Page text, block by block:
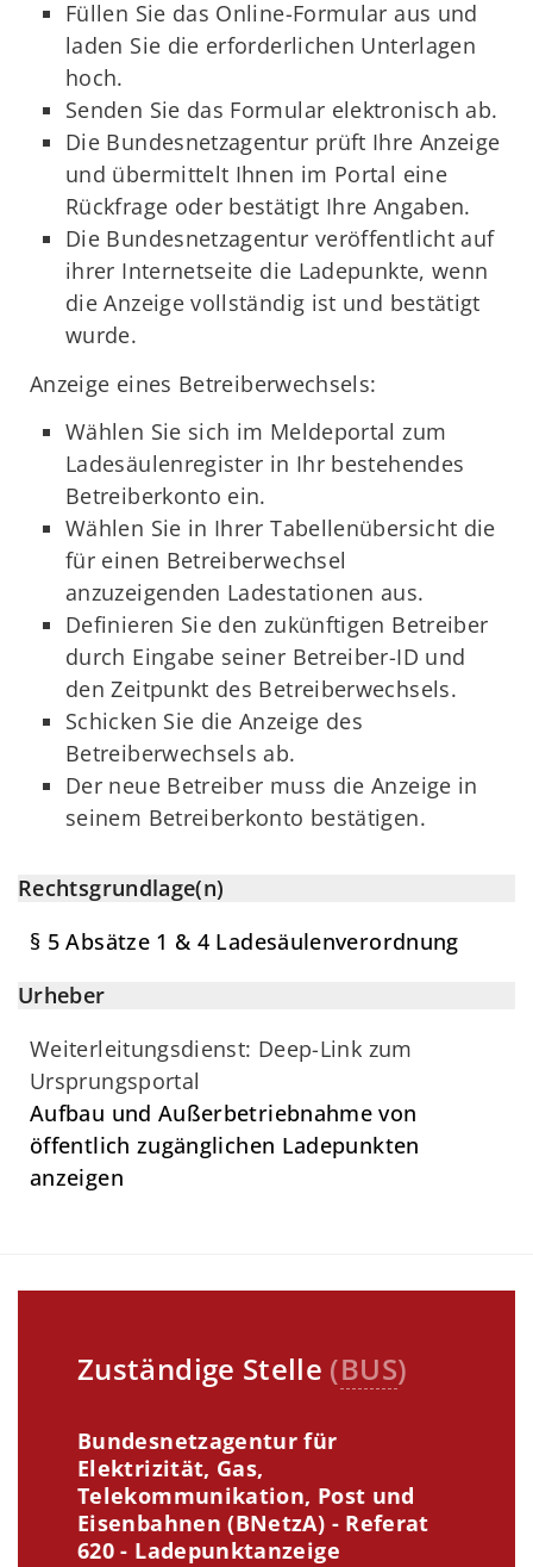
Füllen Sie das Online-Formular aus und
laden Sie die erforderlichen Unterlagen
hoch.
Senden Sie das Formular elektronisch ab.
Die Bundesnetzagentur prüft Ihre Anzeige
und übermittelt Ihnen im Portal eine
Rückfrage oder bestätigt Ihre Angaben.
Die Bundesnetzagentur veröffentlicht auf
ihrer Internetseite die Ladepunkte, wenn
die Anzeige vollständig ist und bestätigt
wurde.
Anzeige eines Betreiberwechsels:
Wählen Sie sich im Meldeportal zum
Ladesäulenregister in Ihr bestehendes
Betreiberkonto ein.
Wählen Sie in Ihrer Tabellenübersicht die
für einen Betreiberwechsel
anzuzeigenden Ladestationen aus.
Definieren Sie den zukünftigen Betreiber
durch Eingabe seiner Betreiber-ID und
den Zeitpunkt des Betreiberwechsels.
Schicken Sie die Anzeige des
Betreiberwechsels ab.
Der neue Betreiber muss die Anzeige in
seinem Betreiberkonto bestätigen.
Rechtsgrundlage(n)
§ 5 Absätze 1 & 4 Ladesäulenverordnung
Urheber
Weiterleitungsdienst: Deep-Link zum
Ursprungsportal
Aufbau und Außerbetriebnahme von
öffentlich zugänglichen Ladepunkten
anzeigen
Zuständige Stelle (BUS)
Bundesnetzagentur für
Elektrizität, Gas,
Telekommunikation, Post und
Eisenbahnen (BNetzA) - Referat
620 - Ladepunktanzeige